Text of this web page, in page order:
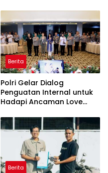
Korupsi serta Penguatan
Ekonomi Daerah
Berita
Polri Gelar Dialog
Penguatan Internal untuk
Hadapi Ancaman Love
Berita